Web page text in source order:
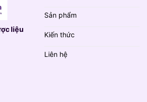
liệu
Sản phẩm
Kiến thức
Liên hệ